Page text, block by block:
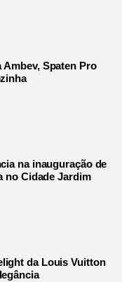
Spaten Pro
na inauguração de
no Cidade Jardim
da Louis Vuitton